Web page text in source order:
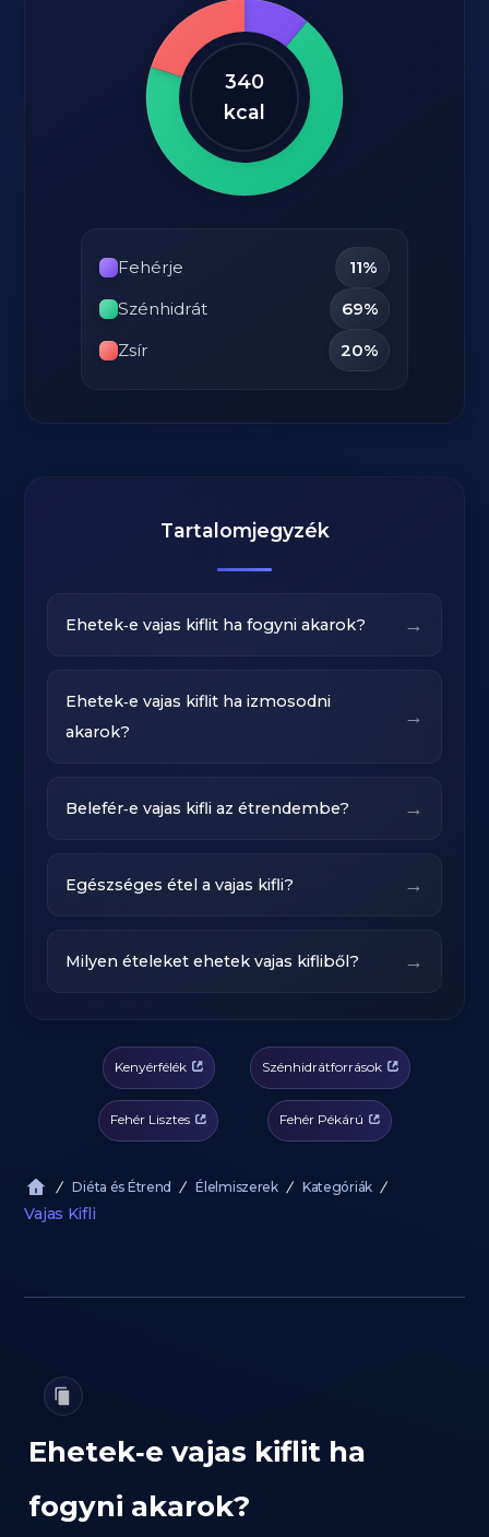
340
kcal
Fehérje
11%
Szénhidrát
69%
Zsír
20%
Tartalomjegyzék
Ehetek‑e vajas kiflit ha fogyni akarok? →
Ehetek‑e vajas kiflit ha izmosodni
akarok?
→
Belefér‑e vajas kifli az étrendembe? →
Egészséges étel a vajas kifli? →
Milyen ételeket ehetek vajas kifliből? →
Kenyérfélék Szénhidrátforrások
Fehér Lisztes Fehér Pékárú
Diéta és Étrend Élelmiszerek Kategóriák
Vajas Kifli
Ehetek‑e vajas kiflit ha
fogyni akarok?